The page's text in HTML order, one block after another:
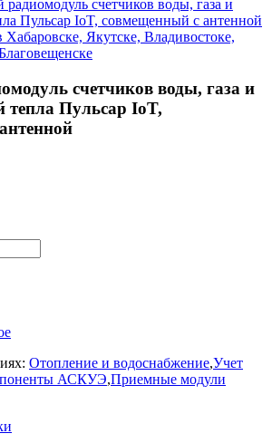
счетчиков воды, газа и
тепла Пульсар IoT,
Отопление и водоснабжение,Учет
АСКУЭ,Приемные модули